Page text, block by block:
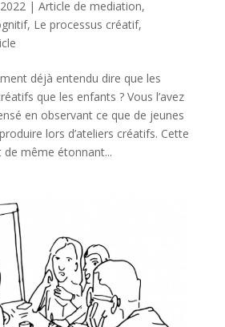
| Article de mediation,
, Le processus créatif,
déjà entendu dire que les
que les enfants ? Vous l’avez
en observant ce que de jeunes
lors d’ateliers créatifs. Cette
même étonnant...